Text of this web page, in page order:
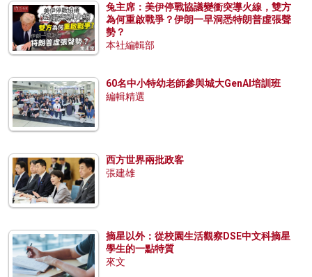
兔主席：美伊停戰協議變衝突導火線，雙方
為何重啟戰爭？伊朗一早洞悉特朗普虛張聲
勢？
本社編輯部
60名中小特幼老師參與城大GenAI培訓班
編輯精選
西方世界兩批政客
張建雄
摘星以外：從校園生活觀察DSE中文科摘星
學生的一點特質
來文